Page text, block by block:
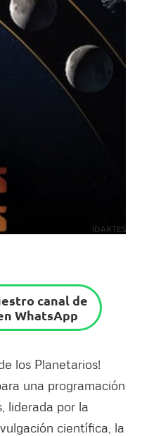
IDARTES
canal de
WhatsApp
los Planetarios!
una programación
liderada por la
científica, la